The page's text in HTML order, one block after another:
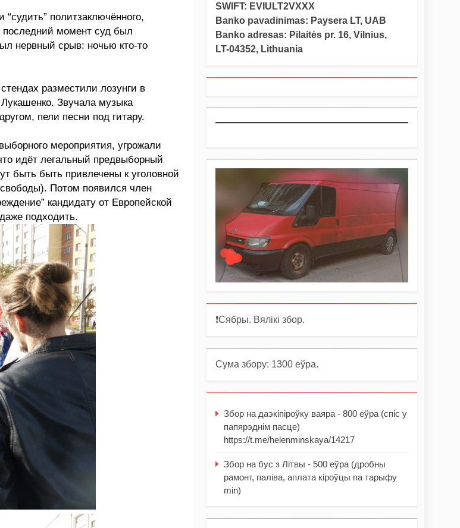
политзаключённого,
последний момент суд был
нервный срыв: ночью кто-то
разместили лозунги в
Звучала музыка
пели песни под гитару.
мероприятия, угрожали
идёт легальный предвыборный
быть быть привлечены к уголовной
Потом появился член
кандидату от Европейской
подходить.
SWIFT: EVIULT2VXXX
Banko pavadinimas: Paysera LT, UAB
Banko adresas: Pilaitės pr. 16, Vilnius,
LT-04352, Lithuania
❗️Сябры. Вялікі збор.
Сума збору: 1300 еўра.
Збор на даэкіпіроўку ваяра - 800 еўра (спіс у
папярэднім пасце)
https://t.me/helenminskaya/14217
Збор на бус з Літвы - 500 еўра (дробны
рамонт, паліва, аплата кіроўцы па тарыфу
min)